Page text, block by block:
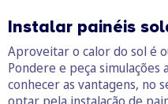
Instalar painéis
Aproveitar o calor do sol é
Pondere e peça
conhecer as vantagens, no